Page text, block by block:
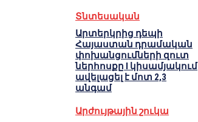
Տնտեսական
Արտերկրից դեպի
Հայաստան դրամական
փոխանցումների զուտ
ներհոսքը I կիսամյակում
ավելացել է մոտ 2,3
անգամ
Արժույթային շուկա